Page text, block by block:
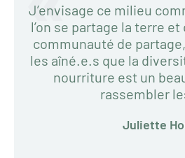
J’envisage ce milieu
l’on se partage la terre et
communauté de
les aîné.e.s que la
nourriture est un
rassembler
Juliette